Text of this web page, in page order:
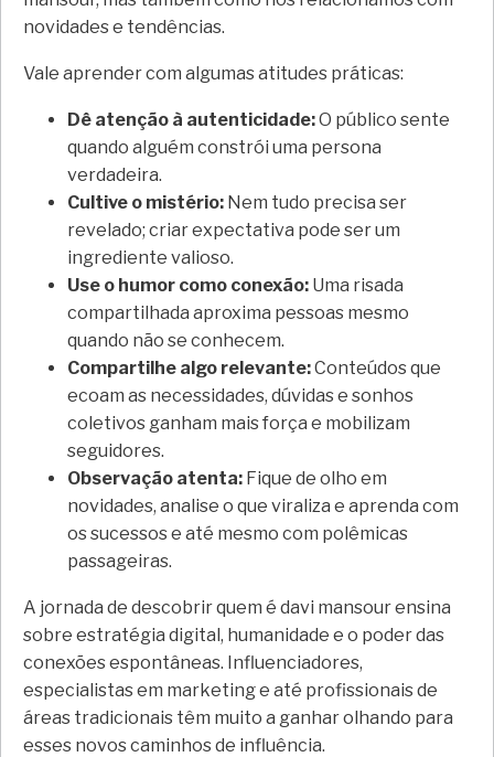
novidades e tendências.
Vale aprender com algumas atitudes práticas:
Dê atenção à autenticidade:O público sente
quando alguém constrói uma persona
verdadeira.
Cultive o mistério: Nem tudo precisa ser
revelado; criar expectativa pode ser um
ingrediente valioso.
Use o humor como conexão: Uma risada
compartilhada aproxima pessoas mesmo
quando não se conhecem.
Compartilhe algo relevante:Conteúdos que
ecoam as necessidades, dúvidas e sonhos
coletivos ganham mais força e mobilizam
seguidores.
Observação atenta: Fique de olho em
novidades, analise o que viraliza e aprenda com
os sucessos e até mesmo com polêmicas
passageiras.
A jornada de descobrir quem é davi mansour ensina
sobre estratégia digital, humanidade e o poder das
conexões espontâneas. Influenciadores,
especialistas em marketing e até profissionais de
áreas tradicionais têm muito a ganhar olhando para
esses novos caminhos de influência.